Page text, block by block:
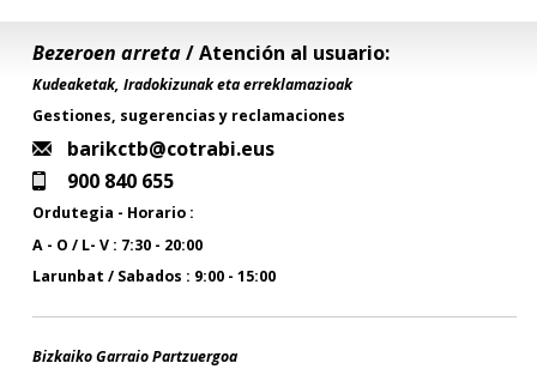
Bezeroen arreta/ Atención al usuario:
Kudeaketak, Iradokizunak eta erreklamazioak
Gestiones, sugerencias y reclamaciones
barikctb@cotrabi.eus
900 840 655
Ordutegia - Horario :
A - O / L- V : 7:30 - 20:00
Larunbat / Sabados : 9:00 - 15:00
Bizkaiko Garraio Partzuergoa